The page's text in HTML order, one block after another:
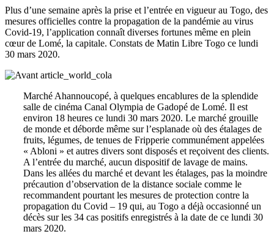
Plus d’une semaine après la prise et l’entrée en vigueur au Togo, des
mesures officielles contre la propagation de la pandémie au virus
Covid-19, l’application connaît diverses fortunes même en plein
cœur de Lomé, la capitale. Constats de Matin Libre Togo ce lundi
30 mars 2020.
Marché Ahannoucopé, à quelques encablures de la splendide
salle de cinéma Canal Olympia de Gadopé de Lomé. Il est
environ 18 heures ce lundi 30 mars 2020. Le marché grouille
de monde et déborde même sur l’esplanade où des étalages de
fruits, légumes, de tenues de Fripperie communément appelées
« Abloni » et autres divers sont disposés et reçoivent des clients.
A l’entrée du marché, aucun dispositif de lavage de mains.
Dans les allées du marché et devant les étalages, pas la moindre
précaution d’observation de la distance sociale comme le
recommandent pourtant les mesures de protection contre la
propagation du Covid – 19 qui, au Togo a déjà occasionné un
décès sur les 34 cas positifs enregistrés à la date de ce lundi 30
mars 2020.